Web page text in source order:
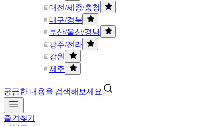
대전/세종/충청
대구/경북
부산/울산/경남
광주/전라
강원
제주
궁금한 내용을 검색해보세요
즐겨찾기